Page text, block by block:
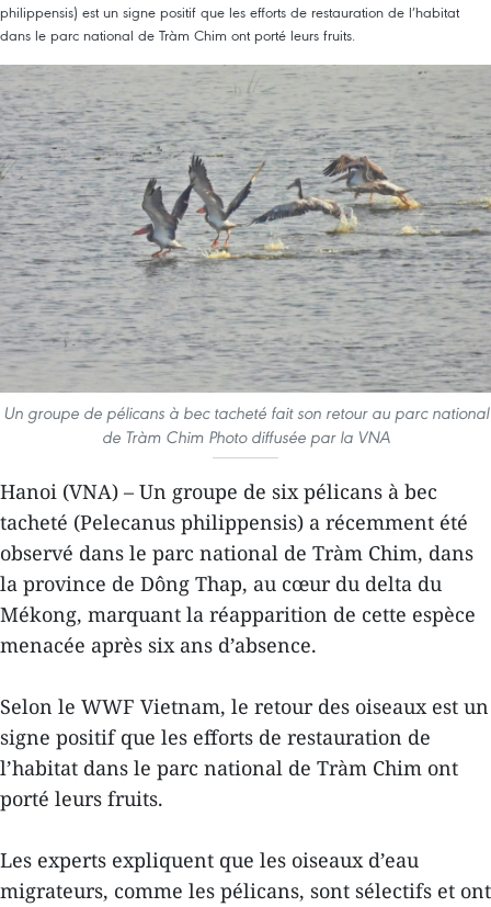
philippensis) est un signe positif que les efforts de restauration de l’habitat
dans le parc national de Tràm Chim ont porté leurs fruits.
Un groupe de pélicans à bec tacheté fait son retour au parc national
de Tràm Chim Photo diffusée par la VNA
Hanoi (VNA) – Un groupe de six pélicans à bec
tacheté (Pelecanus philippensis) a récemment été
observé dans le parc national de Tràm Chim, dans
la province de Dông Thap, au cœur du delta du
Mékong, marquant la réapparition de cette espèce
menacée après six ans d’absence.
Selon le WWF Vietnam, le retour des oiseaux est un
signe positif que les efforts de restauration de
l’habitat dans le parc national de Tràm Chim ont
porté leurs fruits.
Les experts expliquent que les oiseaux d’eau
migrateurs, comme les pélicans, sont sélectifs et ont